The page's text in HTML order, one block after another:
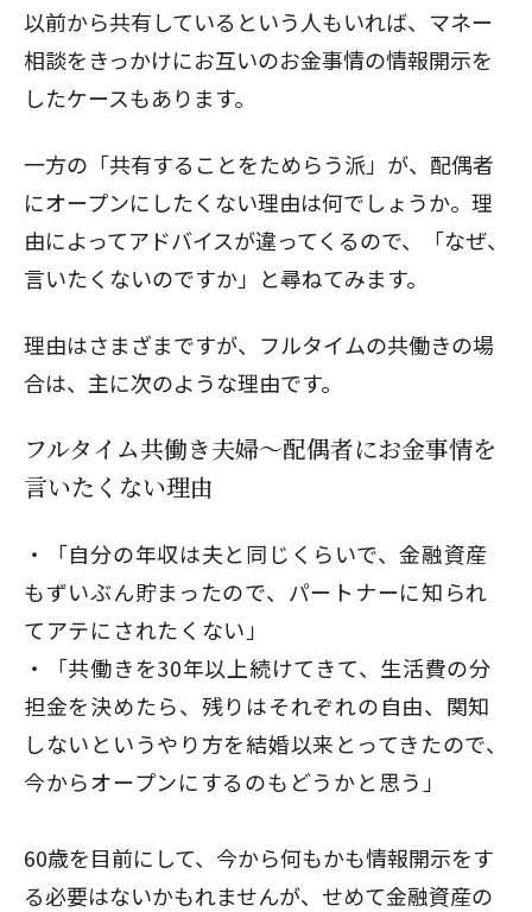
以前から共有しているという人もいれば、マネー
相談をきっかけにお互いのお金事情の情報開示を
したケースもあります。
一方の「共有することをためらう派」が、配偶者
にオープンにしたくない理由は何でしょうか。理
由によってアドバイスが違ってくるので、「なぜ、
言いたくないのですか」と尋ねてみます。
理由はさまざまですが、フルタイムの共働きの場
合は、主に次のような理由です。
フルタイム共働き夫婦～配偶者にお金事情を
言いたくない理由
「自分の年収は夫と同じくらいで、金融資産
もずいぶん貯まったので、パートナーに知られ
てアテにされたくない」
「共働きを30年以上続けてきて、生活費の分
担金を決めたら、残りはそれぞれの自由、関知
しないというやり方を結婚以来とってきたので、
今からオープンにするのもどうかと思う」
60歳を目前にして、今から何もかも情報開示をす
る必要はないかもれませんが、せめて金融資産の